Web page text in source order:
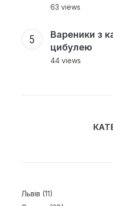
63 views
Вареники з
цибулею
44 views
Львів (11)